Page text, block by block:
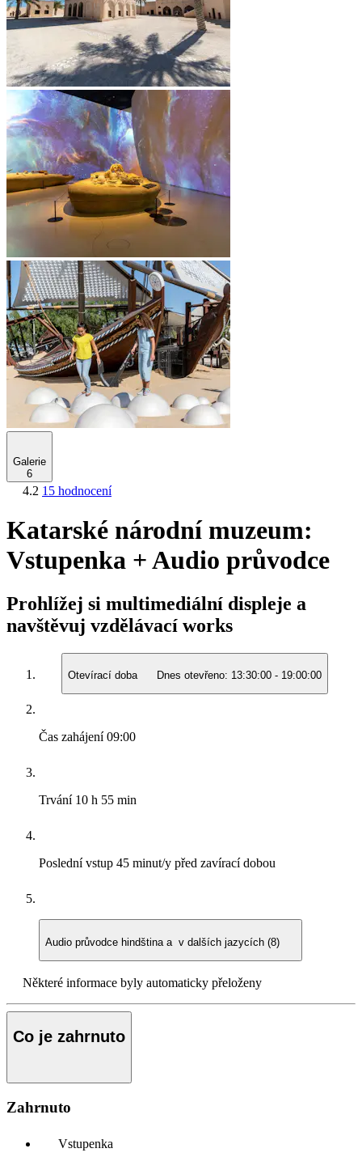
Galerie
6
4.2 15 hodnocení
Katarské národní muzeum:
Vstupenka + Audio průvodce
Prohlížej si multimediální displeje a
navštěvuj vzdělávací works
Otevírací doba Dnes otevřeno: 13:30:00 - 19:00:00
Čas zahájení09:00
Trvání 10 h 55 min
Poslední vstup 45 minut/y před zavírací dobou
Audio průvodce hindština a v dalších jazycích (8)
Některé informace byly automaticky přeloženy
Co je zahrnuto
Zahrnuto
Vstupenka